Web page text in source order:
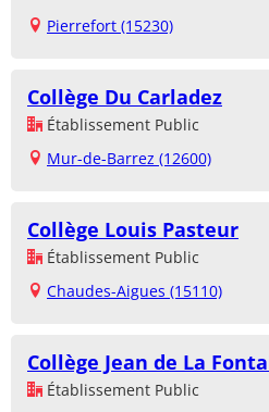
Pierrefort (15230)
Collège Du Carladez
Établissement Public
Mur-de-Barrez (12600)
Collège Louis Pasteur
Établissement Public
Chaudes-Aigues (15110)
Collège Jean de La
Établissement Public